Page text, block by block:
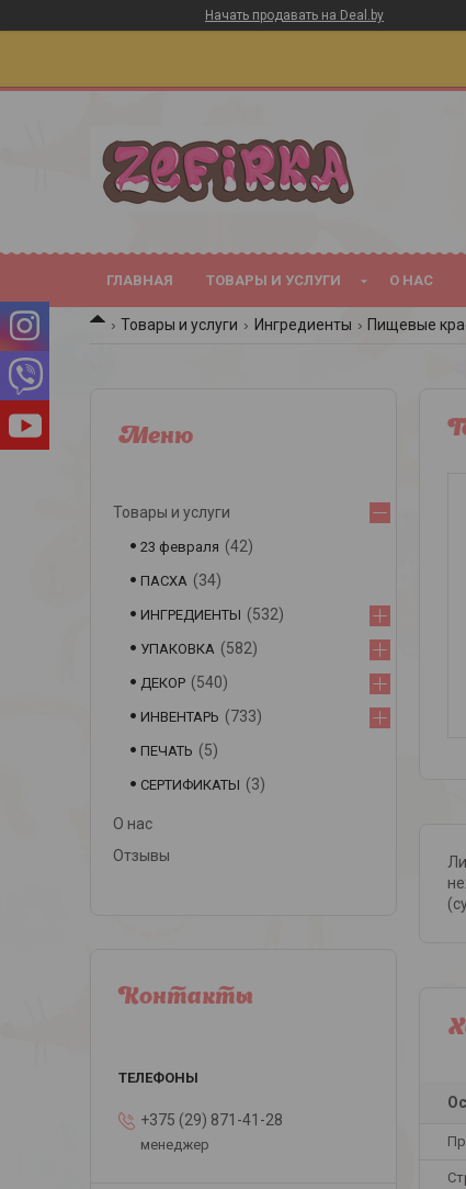
Начать продавать на Deal.by
ГЛАВНАЯ ТОВАРЫ И УСЛУГИ О НАС
Товары и услуги Ингредиенты Пищевые
Товары и услуги
23 февраля 42
ПАСХА 34
ИНГРЕДИЕНТЫ 532
УПАКОВКА 582
ДЕКОР 540
ИНВЕНТАРЬ 733
ПЕЧАТЬ 5
СЕРТИФИКАТЫ 3
О нас
Отзывы
Контакты
+375 (29) 871-41-28
менеджер